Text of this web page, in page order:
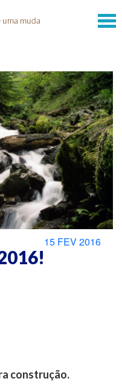
15 FEV 2016
construção.